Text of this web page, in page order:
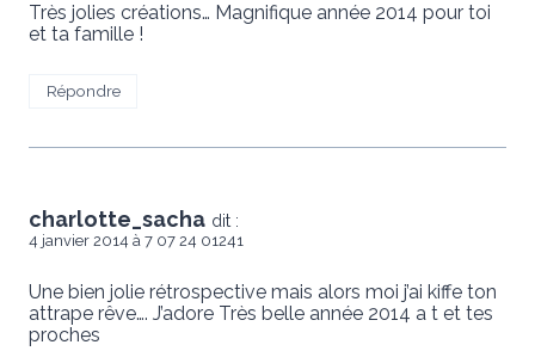
Très jolies créations… Magnifique année 2014 pour toi
et ta famille !
Répondre
charlotte_sacha dit :
4 janvier 2014 à 7 07 24 01241
Une bien jolie rétrospective mais alors moi j’ai kiffe ton
attrape rêve…. J’adore Très belle année 2014 a t et tes
proches